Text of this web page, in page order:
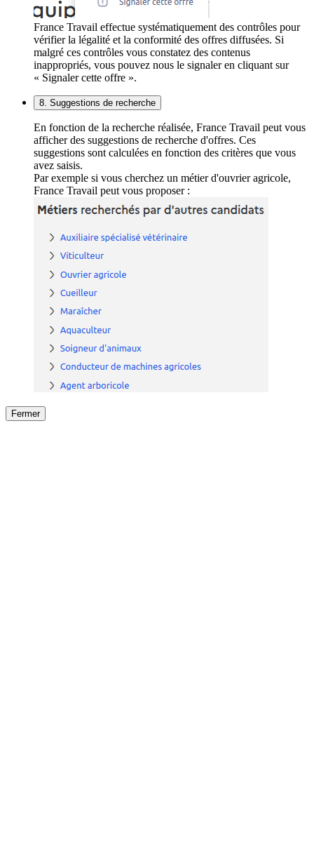
France Travail effectue systématiquement des contrôles pour
vérifier la légalité et la conformité des offres diffusées. Si
malgré ces contrôles vous constatez des contenus
inappropriés, vous pouvez nous le signaler en cliquant sur
« Signaler cette offre ».
8. Suggestions de recherche
En fonction de la recherche réalisée, France Travail peut vous
afficher des suggestions de recherche d'offres. Ces
suggestions sont calculées en fonction des critères que vous
avez saisis.
Par exemple si vous cherchez un métier d'ouvrier agricole,
France Travail peut vous proposer :
Fermer